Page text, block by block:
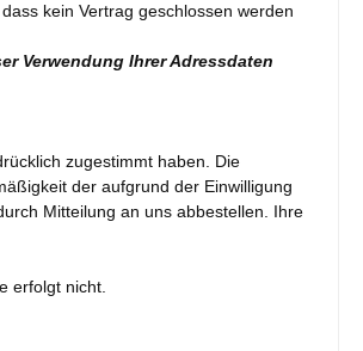
kein Vertrag geschlossen werden
Verwendung Ihrer Adressdaten
zugestimmt haben. Die
der aufgrund der Einwilligung
Mitteilung an uns abbestellen. Ihre
erfolgt nicht.